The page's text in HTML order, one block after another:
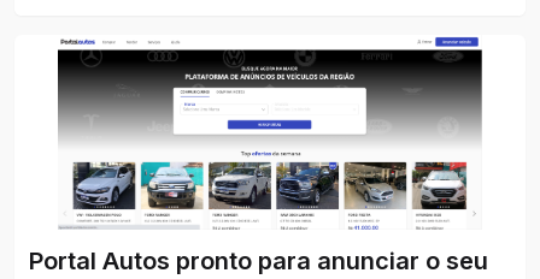
Portal Autos pronto para anunciar o seu